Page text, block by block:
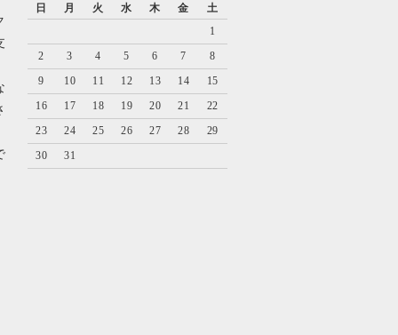
日
月 火 水 木 金
土
1
2
3 4 5 6 7
8
9
10 11 12 13 14
15
16
17 18 19 20 21
22
23
24 25 26 27 28
29
30
31